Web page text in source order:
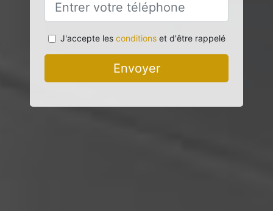
J'accepte les conditionset d'être rappelé
Envoyer